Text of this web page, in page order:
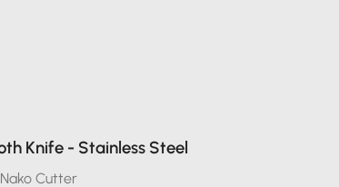
Knife - Stainless Steel
Cutter